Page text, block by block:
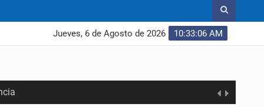
10:33:08 AM
Jueves, 6 de Agosto de 2026